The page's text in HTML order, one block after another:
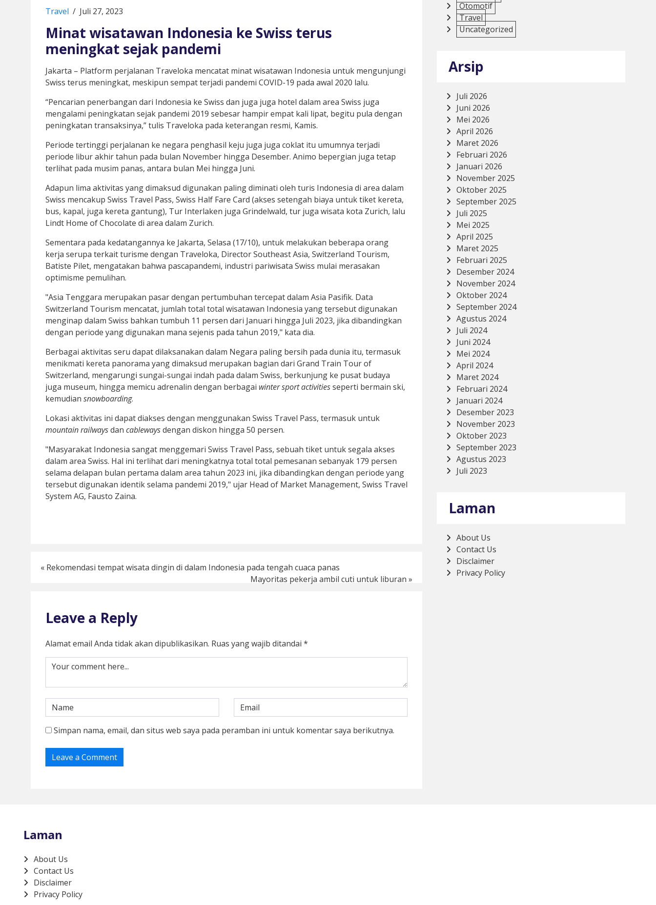
Travel / Juli 27, 2023
Minat wisatawan Indonesia ke Swiss terus
meningkat sejak pandemi
Jakarta – Platform perjalanan Traveloka mencatat minat wisatawan Indonesia untuk mengunjungi
Swiss terus meningkat, meskipun sempat terjadi pandemi COVID-19 pada awal 2020 lalu.
“Pencarian penerbangan dari Indonesia ke Swiss dan juga juga hotel dalam area Swiss juga
mengalami peningkatan sejak pandemi 2019 sebesar hampir empat kali lipat, begitu pula dengan
peningkatan transaksinya,” tulis Traveloka pada keterangan resmi, Kamis.
Periode tertinggi perjalanan ke negara penghasil keju juga juga coklat itu umumnya terjadi
periode libur akhir tahun pada bulan November hingga Desember. Animo bepergian juga tetap
terlihat pada musim panas, antara bulan Mei hingga Juni.
Adapun lima aktivitas yang dimaksud digunakan paling diminati oleh turis Indonesia di area dalam
Swiss mencakup Swiss Travel Pass, Swiss Half Fare Card (akses setengah biaya untuk tiket kereta,
bus, kapal, juga kereta gantung), Tur Interlaken juga Grindelwald, tur juga wisata kota Zurich, lalu
Lindt Home of Chocolate di area dalam Zurich.
Sementara pada kedatangannya ke Jakarta, Selasa (17/10), untuk melakukan beberapa orang
kerja serupa terkait turisme dengan Traveloka, Director Southeast Asia, Switzerland Tourism,
Batiste Pilet, mengatakan bahwa pascapandemi, industri pariwisata Swiss mulai merasakan
optimisme pemulihan.
"Asia Tenggara merupakan pasar dengan pertumbuhan tercepat dalam Asia Pasifik. Data
Switzerland Tourism mencatat, jumlah total total wisatawan Indonesia yang tersebut digunakan
menginap dalam Swiss bahkan tumbuh 11 persen dari Januari hingga Juli 2023, jika dibandingkan
dengan periode yang digunakan mana sejenis pada tahun 2019," kata dia.
Berbagai aktivitas seru dapat dilaksanakan dalam Negara paling bersih pada dunia itu, termasuk
menikmati kereta panorama yang dimaksud merupakan bagian dari Grand Train Tour of
Switzerland, mengarungi sungai-sungai indah pada dalam Swiss, berkunjung ke pusat budaya
juga museum, hingga memicu adrenalin dengan berbagai winter sport activitiesseperti bermain ski,
kemudian snowboarding.
Lokasi aktivitas ini dapat diakses dengan menggunakan Swiss Travel Pass, termasuk untuk
mountain railwaysdan cablewaysdengan diskon hingga 50 persen.
"Masyarakat Indonesia sangat menggemari Swiss Travel Pass, sebuah tiket untuk segala akses
dalam area Swiss. Hal ini terlihat dari meningkatnya total total pemesanan sebanyak 179 persen
selama delapan bulan pertama dalam area tahun 2023 ini, jika dibandingkan dengan periode yang
tersebut digunakan identik selama pandemi 2019," ujar Head of Market Management, Swiss Travel
System AG, Fausto Zaina.
« Rekomendasi tempat wisata dingin di dalam Indonesia pada tengah cuaca panas
Mayoritas pekerja ambil cuti untuk liburan »
Leave a Reply
Alamat email Anda tidak akan dipublikasikan. Ruas yang wajib ditandai *
Simpan nama, email, dan situs web saya pada peramban ini untuk komentar saya berikutnya.
Otomotif
Travel
Uncategorized
Arsip
Juli 2026
Juni 2026
Mei 2026
April 2026
Maret 2026
Februari 2026
Januari 2026
November 2025
Oktober 2025
September 2025
Juli 2025
Mei 2025
April 2025
Maret 2025
Februari 2025
Desember 2024
November 2024
Oktober 2024
September 2024
Agustus 2024
Juli 2024
Juni 2024
Mei 2024
April 2024
Maret 2024
Februari 2024
Januari 2024
Desember 2023
November 2023
Oktober 2023
September 2023
Agustus 2023
Juli 2023
Laman
About Us
Contact Us
Disclaimer
Privacy Policy
Laman
About Us
Contact Us
Disclaimer
Privacy Policy